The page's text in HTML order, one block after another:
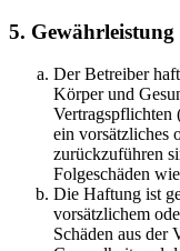
5. Gewährleistung
Der Betreiber
Körper und
Vertragspflichten
ein vorsätzliches
zurückzuführen
Folgeschäden
Die Haftung ist
vorsätzlichem
Schäden aus der